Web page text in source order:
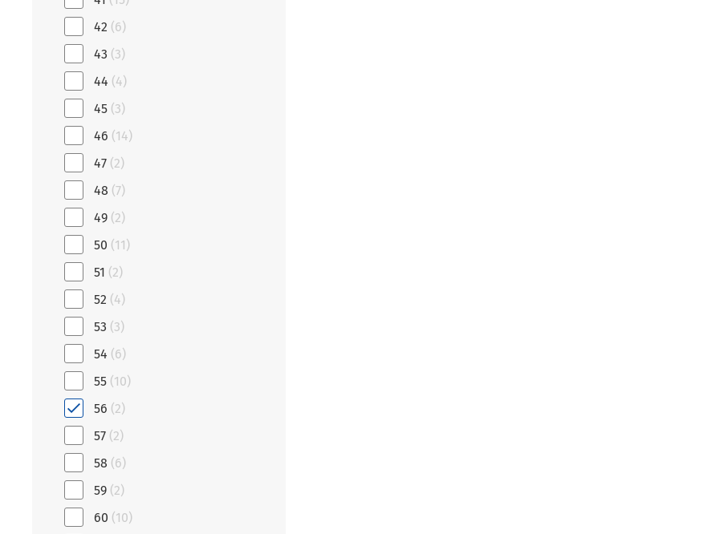
42 (6)
43 (3)
44 (4)
45 (3)
46 (14)
47 (2)
48 (7)
49 (2)
50 (11)
51 (2)
52 (4)
53 (3)
54 (6)
55 (10)
56 (2)
57 (2)
58 (6)
59 (2)
60 (10)